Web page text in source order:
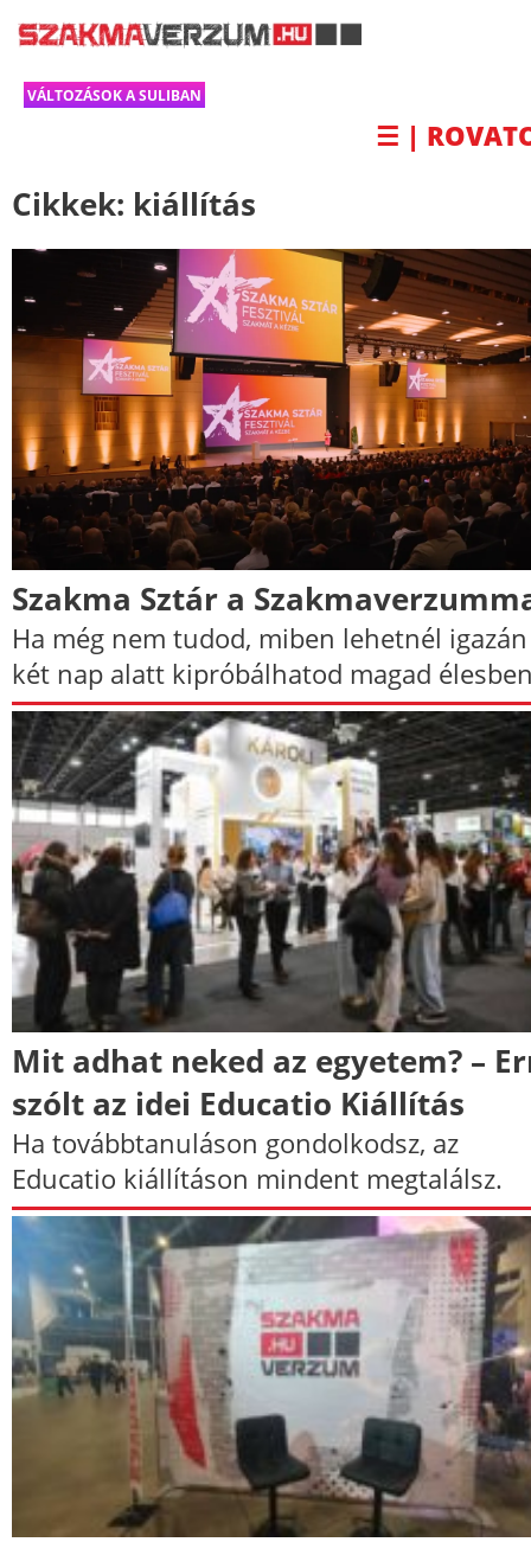
VÁLTOZÁSOK A SULIBAN
☰ |
Cikkek: kiállítás
Szakma Sztár a
Ha még nem tudod, miben lehetnél
két nap alatt kipróbálhatod magad
Mit adhat neked az egyetem? –
szólt az idei Educatio Kiállítás
Ha továbbtanuláson gondolkodsz, az
Educatio kiállításon mindent megtalálsz.